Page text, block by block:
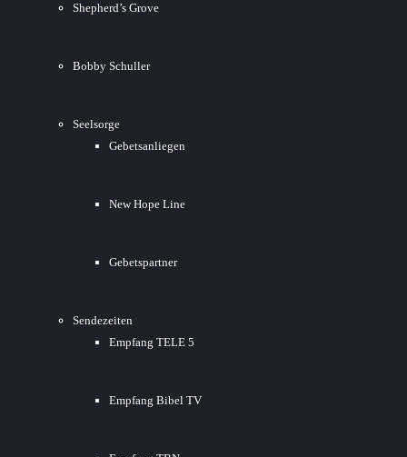
Shepherd’s Grove
Bobby Schuller
Seelsorge
Gebetsanliegen
New Hope Line
Gebetspartner
Sendezeiten
Empfang TELE 5
Empfang Bibel TV